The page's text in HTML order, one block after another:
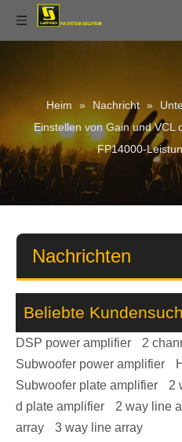
Heim » Nachricht »
Einstellen von Gain und VCL
FP14000-
Nachrichten
Beliebte
DSP power amplifier
2
Subwoofer power amplifier
Subwoofer plate amplifier
2
d plate amplifier
2 way line
array
3 way line array